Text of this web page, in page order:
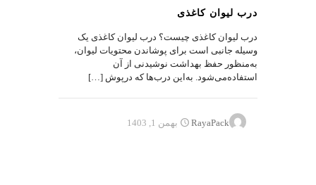
درب لیوان کاغذی
درب لیوان کاغذی چیست؟ درب لیوان کاغذی یک
وسیله‌ جانبی است برای پوشاندن محتویات لیوان،
به‌منظور حفظ بهداشت نوشیدنی از آن
استفاده‌می‌شود. به‌این درب‌ها که درپوش […]
RayaPack بهمن 1, 1403